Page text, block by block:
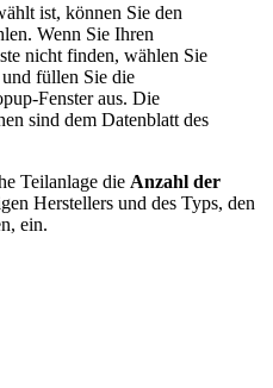
ist, können Sie den
Wenn Sie Ihren
nicht finden, wählen Sie
und füllen Sie die
Fenster aus. Die
sind dem Datenblatt des
Teilanlage die Anzahl der
Herstellers und des Typs, den
ein.